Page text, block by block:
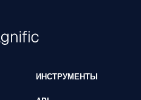
ИНСТРУМЕНТЫ